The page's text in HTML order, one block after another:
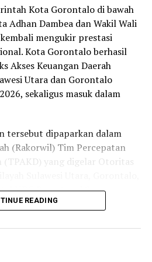
hanya menyasar pengecer
dan toko-toko besar
nasional tersebut, Kota
puncak dengan tingkat rasa
81 persen, disusul oleh Kota
Magelang, dan
di urutan ketujuh berhasil
berkembang lainnya di
menjadi bukti konkret bahwa
menjadi daerah
Kota Gorontalo di bawah
Adhan Dambea dan Wakil Wali
mengukir prestasi
Kota Gorontalo berhasil
Akses Keuangan Daerah
Utara dan Gorontalo
sekaligus masuk dalam
tersebut dipaparkan dalam
(Rakorwil) Tim Percepatan
(TPAKD) yang digelar Otoritas
NDC Resort and Spa,
Rabu (29/7/2026).
dipimpin langsung oleh
Indra Gobel, didampingi
Daerah (Bapenda) Zamronie
READING